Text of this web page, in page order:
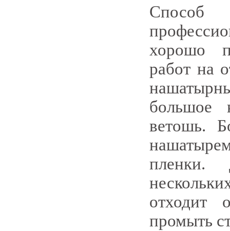
хорошо
работ на
большое
ветошь.
пленки.
отходит
промыть